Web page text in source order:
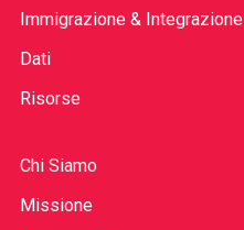
Immigrazione & Integrazione
Dati
Risorse
Chi Siamo
Missione